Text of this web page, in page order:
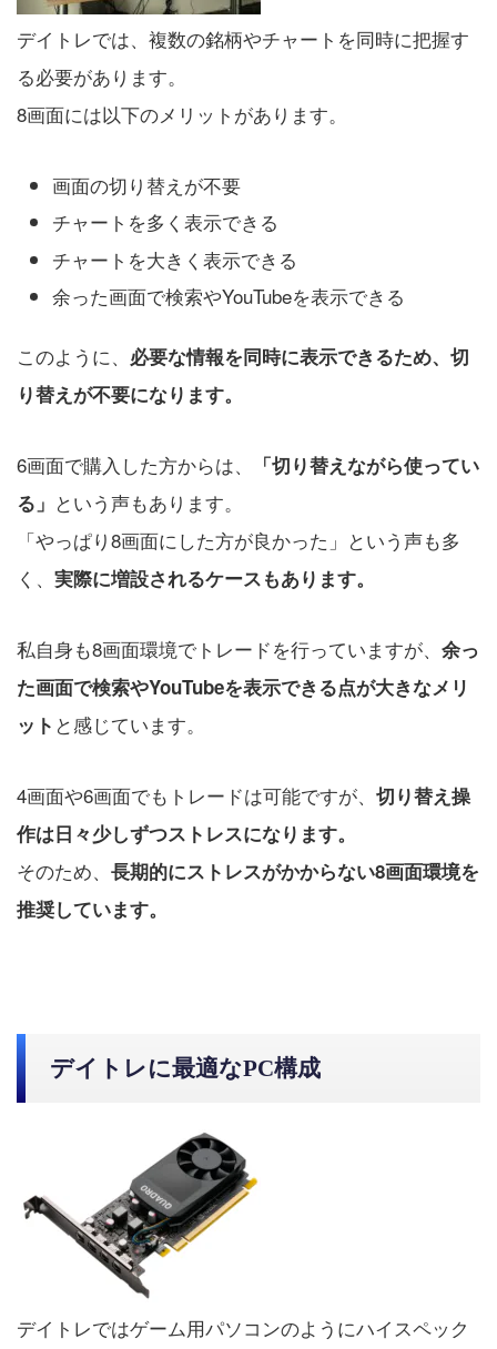
デイトレでは、複数の銘柄やチャートを同時に把握す
る必要があります。
8画面には以下のメリットがあります。
画面の切り替えが不要
チャートを多く表示できる
チャートを大きく表示できる
余った画面で検索やYouTubeを表示できる
このように、 必要な情報を同時に表示できるため、切
り替えが不要になります。
6画面で購入した方からは、
「切り替えながら使ってい
る」 という声もあります。
「やっぱり8画面にした方が良かった」という声も多
く、 実際に増設されるケースもあります。
私自身も8画面環境でトレードを行っていますが、 余っ
た画面で検索やYouTubeを表示できる点が大きなメリ
ット と感じています。
4画面や6画面でもトレードは可能ですが、 切り替え操
作は日々少しずつストレスになります。
そのため、 長期的にストレスがかからない8画面環境を
推奨しています。
デイトレに最適なPC構成
デイトレではゲーム用パソコンのようにハイスペック